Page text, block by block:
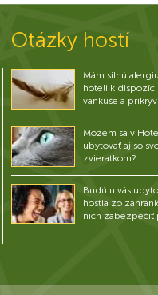
Otázky hostí
Mám silnú
hoteli k
vankúše a
Môžem sa v
ubytovať aj so
zvieratkom?
Budú u vás
hostia zo
nich zabezpečiť